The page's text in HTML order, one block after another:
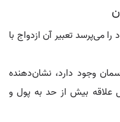
می‌پرسد تعبیر آن ازدواج با
وجود دارد، نشان‌دهنده
بیش از حد به پول و